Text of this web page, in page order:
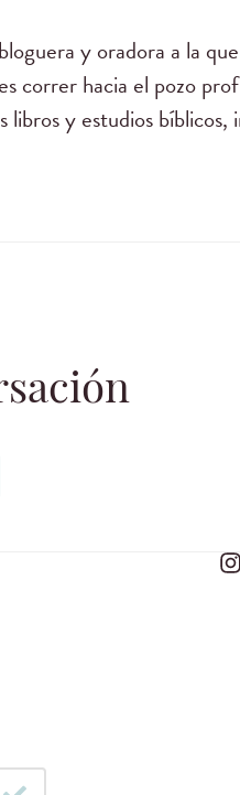
y oradora a la
correr hacia el pozo
libros y estudios